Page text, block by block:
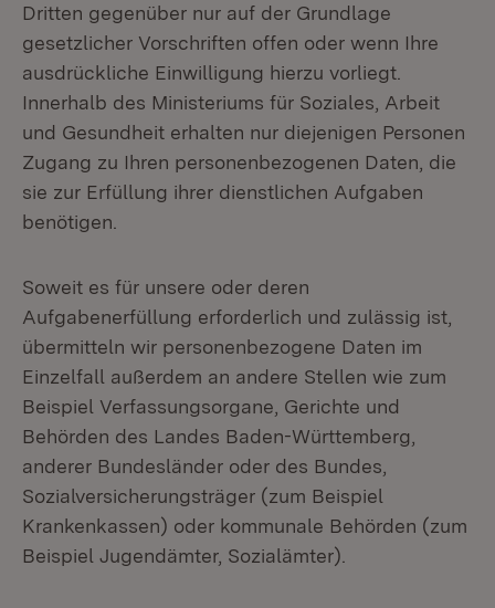
Dritten gegenüber nur auf der Grundlage
gesetzlicher Vorschriften offen oder wenn Ihre
ausdrückliche Einwilligung hierzu vorliegt.
Innerhalb des Ministeriums für Soziales, Arbeit
und Gesundheit erhalten nur diejenigen Personen
Zugang zu Ihren personenbezogenen Daten, die
sie zur Erfüllung ihrer dienstlichen Aufgaben
benötigen.
Soweit es für unsere oder deren
Aufgabenerfüllung erforderlich und zulässig ist,
übermitteln wir personenbezogene Daten im
Einzelfall außerdem an andere Stellen wie zum
Beispiel Verfassungsorgane, Gerichte und
Behörden des Landes Baden-Württemberg,
anderer Bundesländer oder des Bundes,
Sozialversicherungsträger (zum Beispiel
Krankenkassen) oder kommunale Behörden (zum
Beispiel Jugendämter, Sozialämter).